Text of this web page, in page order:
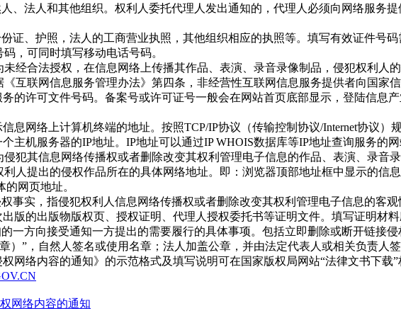
、法人和其他组织。权利人委托代理人发出通知的，代理人必须向网络服务
证、护照，法人的工商营业执照，其他组织相应的执照等。填写有效证件号
，可同时填写移动电话号码。
经合法授权，在信息网络上传播其作品、表演、录音录像制品，侵犯权利人
互联网信息服务管理办法》第四条，非经营性互联网信息服务提供者向国家
的许可文件号码。备案号或许可证号一般会在网站首页底部显示，登陆信息
息网络上计算机终端的地址。按照TCP/IP协议（传输控制协议/Internet协议
主机服务器的IP地址。IP地址可以通过IP WHOIS数据库等IP地址查询服务的网
犯其信息网络传播权或者删除改变其权利管理电子信息的作品、表演、录音录
人提出的侵权作品所在的具体网络地址。即：浏览器顶部地址框中显示的信息
的网页地址。
事实，指侵犯权利人信息网络传播权或者删除改变其权利管理电子信息的客
版的出版物版权页、授权证明、代理人授权委托书等证明文件。填写证明材
一方向接受通知一方提出的需要履行的具体事项。包括立即删除或断开链接侵
”，自然人签名或使用名章；法人加盖公章，并由法定代表人或相关负责人签
网络内容的通知》的示范格式及填写说明可在国家版权局网站“法律文书下载”
网络内容的通知